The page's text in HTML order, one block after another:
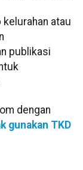
atau
publikasi
dengan
gunakan TKD